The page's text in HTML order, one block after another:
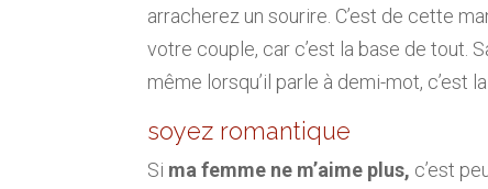
arracherez un sourire. C’est de cette
votre couple, car c’est la base de tout.
même lorsqu’il parle à demi-mot, c’est
soyez romantique
Si ma femme ne m’aime plus, c’est